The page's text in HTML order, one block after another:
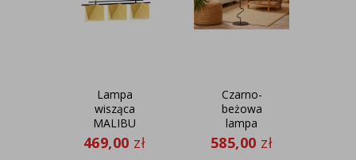
Lampa
wisząca
MALIBU
469,00 zł
Czarno-
beżowa
lampa
stojąca boho
JERSEY
585,00 zł